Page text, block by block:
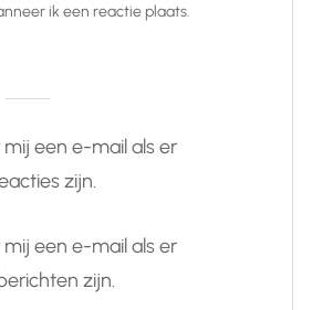
ik een reactie plaats.
mij een e-mail als er
zijn.
mij een e-mail als er
zijn.